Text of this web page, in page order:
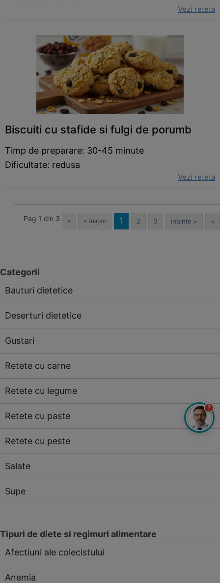
Vezi reteta
Biscuiti cu stafide si fulgi de porumb
Timp de preparare: 30-45 minute
Dificultate: redusa
Vezi reteta
Pag 1 din 3 « « inapoi 1 2 3 inainte » »
Categorii
Bauturi dietetice
Deserturi dietetice
Gustari
Retete cu carne
Retete cu legume
Retete cu paste
Retete cu peste
Salate
Supe
Tipuri de diete si regimuri alimentare
Afectiuni ale colecistului
Anemia
?